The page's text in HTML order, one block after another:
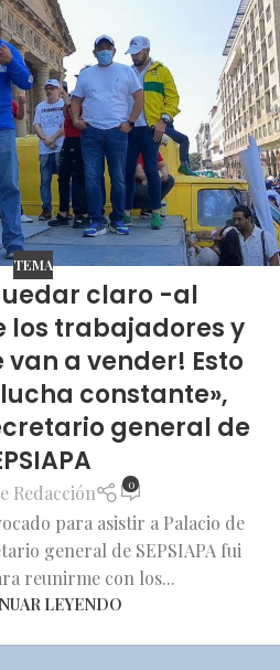
TEMA
claro -al
los trabajadores y
van a vender! Esto
constante»,
general de
Redacción 0
para asistir a Palacio de
general de SEPSIAPA fui
reunirme con los...
LEYENDO